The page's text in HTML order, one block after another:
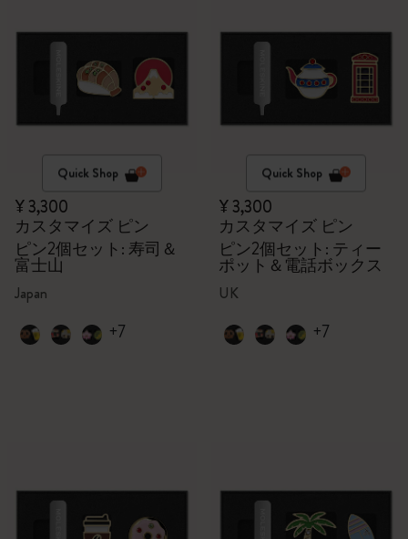
Quick Shop
¥ 3,300
カスタマイズ ピン
ピン2個セット: 寿司＆
富士山
Japan
+7
Quick Shop
¥ 3,300
カスタマイズ ピン
ピン2個セット: ティー
ポット＆電話ボックス
UK
+7